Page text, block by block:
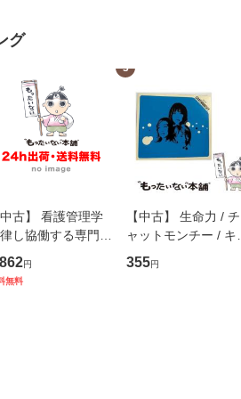
グ
中古】 看護管理学
し協働する専門職
護マネジメントス
ル 改訂第3版 (看護
円
無料
3
【中古】 生命力 / チ
ャットモンチー / キュ
ーンレコード [CD]
【メール便送料無料
355円